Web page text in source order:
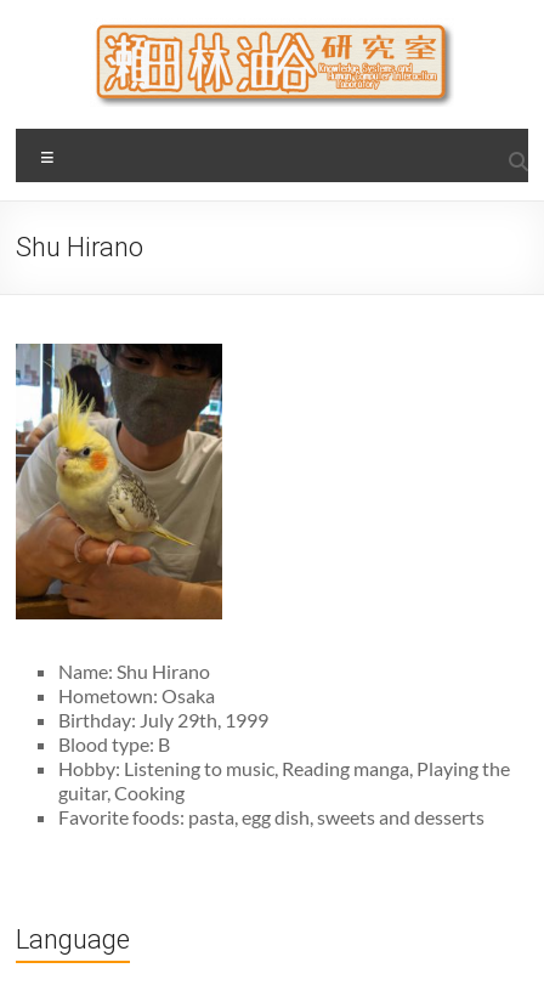
瀬田・林・油谷研究室
大阪公立大学 大学院 情報学研究科 学際情報学専攻 / 大阪府
立大学 理学部 情報数理科学科(大学院 理学系研究科 情報数理
Shu Hirano
Name: Shu Hirano
Hometown: Osaka
Birthday: July 29th, 1999
Blood type: B
Hobby: Listening to music, Reading manga, Playing the
guitar, Cooking
Favorite foods: pasta, egg dish, sweets and desserts
Language